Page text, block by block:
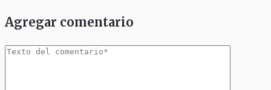
Agregar comentario